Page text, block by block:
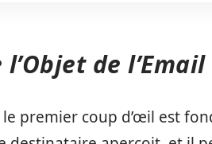
de l’Email
premier coup d’œil est